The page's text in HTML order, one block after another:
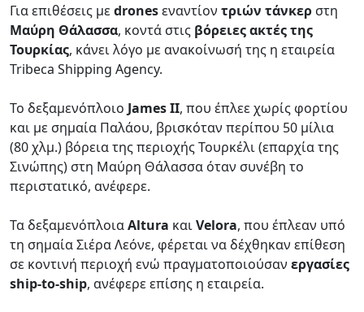
Για επιθέσεις μεdronesεναντίον τριών τάνκερ στη
Μαύρη Θάλασσα, κοντά στις βόρειες ακτές της
Τουρκίας, κάνει λόγο με ανακοίνωσή της η εταιρεία
Tribeca Shipping Agency.
Το δεξαμενόπλοιο James II, που έπλεε χωρίς φορτίου
και με σημαία Παλάου, βρισκόταν περίπου 50 μίλια
(80 χλμ.) βόρεια της περιοχής Τουρκέλι (επαρχία της
Σινώπης) στη Μαύρη Θάλασσα όταν συνέβη το
περιστατικό, ανέφερε.
Τα δεξαμενόπλοιαAltura καιVelora, που έπλεαν υπό
τη σημαία Σιέρα Λεόνε, φέρεται να δέχθηκαν επίθεση
σε κοντινή περιοχή ενώ πραγματοποιούσαν εργασίες
ship-to-ship, ανέφερε επίσης η εταιρεία.